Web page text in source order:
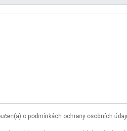
o podmínkách ochrany osobních